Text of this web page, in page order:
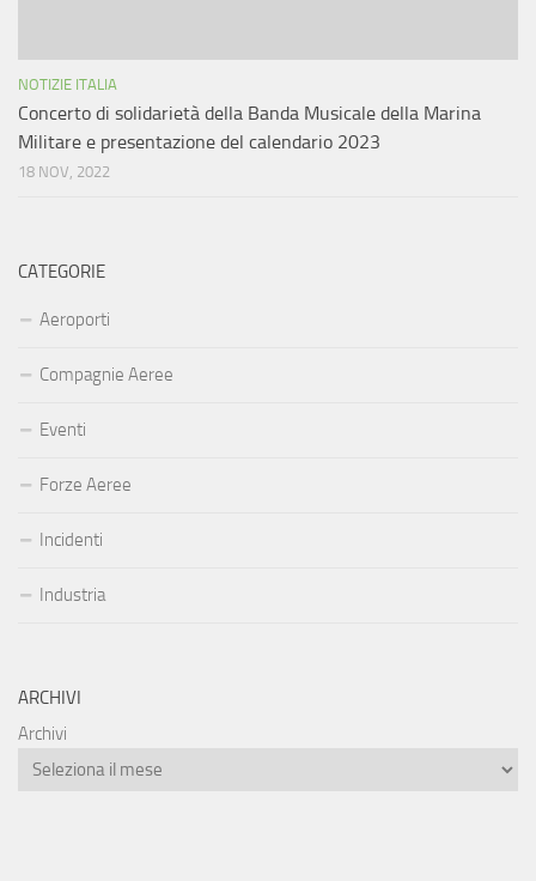
NOTIZIE ITALIA
Concerto di solidarietà della Banda Musicale della Marina
Militare e presentazione del calendario 2023
18 NOV, 2022
CATEGORIE
Aeroporti
Compagnie Aeree
Eventi
Forze Aeree
Incidenti
Industria
ARCHIVI
Archivi